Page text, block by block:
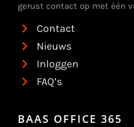
gerust contact op met één
Contact
Nieuws
Inloggen
FAQ’s
BAAS OFFICE 365